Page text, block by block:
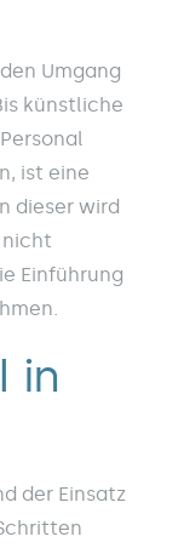
Umgang
künstliche
ist eine
dieser wird
nicht
Einführung
in
der Einsatz